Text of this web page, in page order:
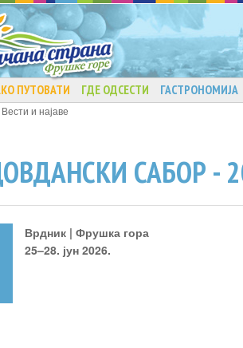
ПУТОВАТИ ГДЕ ОДСЕСТИ ГАСТРОНОМИЈА
Вести и најаве
САБОР -
Врдник | Фрушка гора
25–28. јун 2026.